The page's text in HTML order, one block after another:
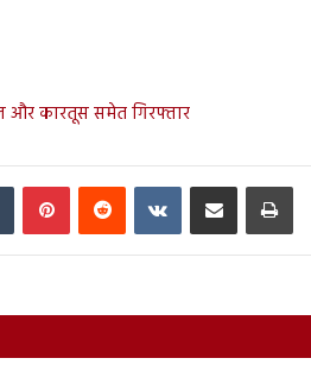
और कारतूस समेत गिरफ्तार
Tumblr PinterestReddit VKontakteShare via Email Print